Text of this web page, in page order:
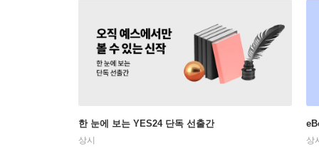
한 눈에 보는 YES24 단독 선출간
상시 상